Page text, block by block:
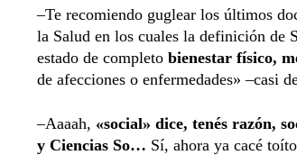
–Te recomiendo guglear los últimos
la Salud en los cuales la definición de
estado de completo bienestar físico,
de afecciones o enfermedades» –casi
–Aaaah, «social» dice, tenés razón,
y Ciencias So… Sí, ahora ya cacé